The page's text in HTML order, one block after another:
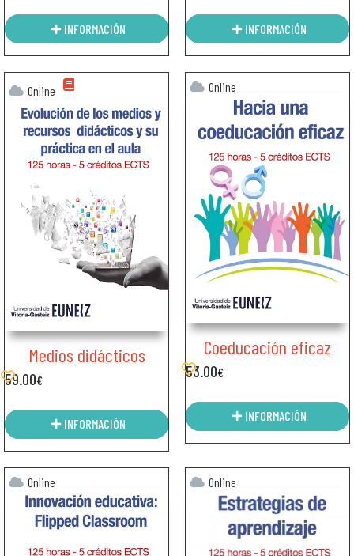
INFORMACIÓN INFORMACIÓN
Online
Medios didácticos
59.00€
INFORMACIÓN
Online
Coeducación eficaz
53.00€
INFORMACIÓN
Online Online